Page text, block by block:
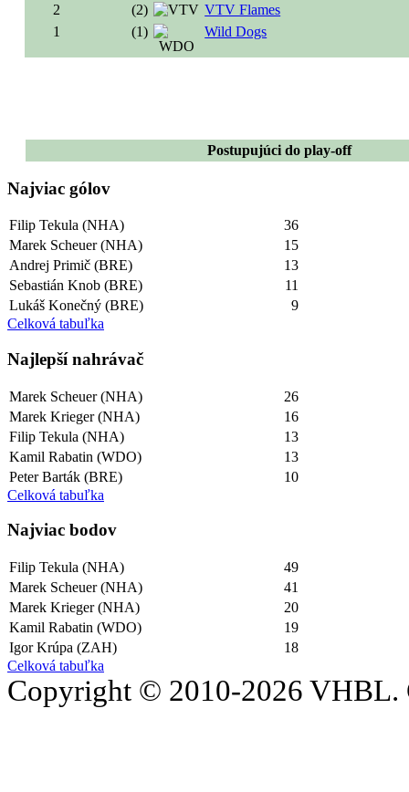
2 (2)
VTV Flames
1
(1) Wild Dogs
Postupujúci do play-off
Najviac gólov
Filip Tekula (NHA)
36
Marek Scheuer (NHA)
15
Andrej Primič (BRE)
13
Sebastián Knob (BRE)
11
Lukáš Konečný (BRE)
9
Celková tabuľka
Najlepší­ nahrávač
Marek Scheuer (NHA)
26
Marek Krieger (NHA)
16
Filip Tekula (NHA)
13
Kamil Rabatin (WDO)
13
Peter Barták (BRE)
10
Celková tabuľka
Najviac bodov
Filip Tekula (NHA)
49
Marek Scheuer (NHA)
41
Marek Krieger (NHA)
20
Kamil Rabatin (WDO)
19
Igor Krúpa (ZAH)
18
Celková tabuľka
Copyright © 2010-2026 VHBL.